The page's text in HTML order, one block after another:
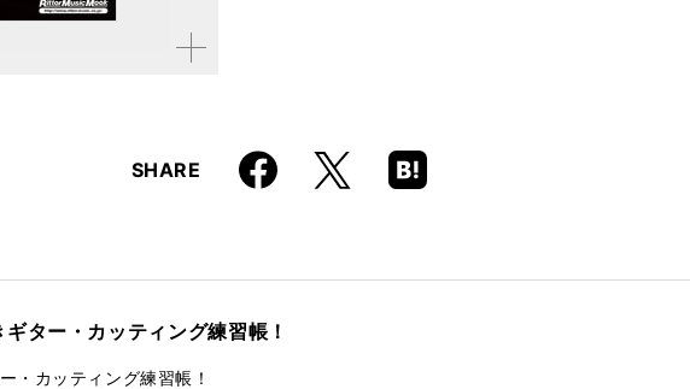
拡大す
SHARE Faceboo
k
X
Hatena
Boo
ター・カッティング練習帳！
・カッティング練習帳！